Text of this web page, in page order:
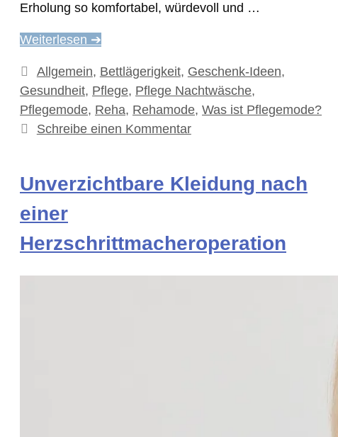
Erholung so komfortabel, würdevoll und …
Weiterlesen ➔
Kategorien
Allgemein, Bettlägerigkeit, Geschenk-Ideen,
Gesundheit, Pflege, Pflege Nachtwäsche,
Pflegemode, Reha, Rehamode, Was ist Pflegemode?
Schreibe einen Kommentar
Unverzichtbare Kleidung nach
einer
Herzschrittmacheroperation